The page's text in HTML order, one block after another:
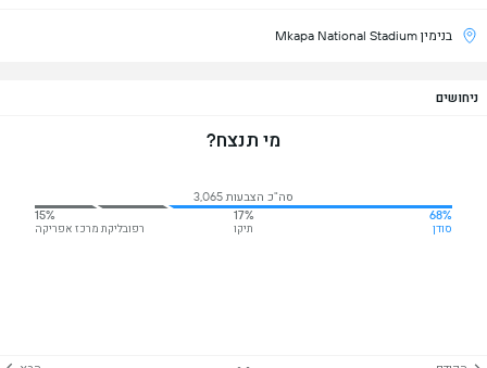
בנימין Mkapa National Stadium
ניחושים
מי תנצח?
סה"כ הצבעות 3,065
68%
סודן
17%
תיקו
15%
רפובליקת מרכז אפריקה